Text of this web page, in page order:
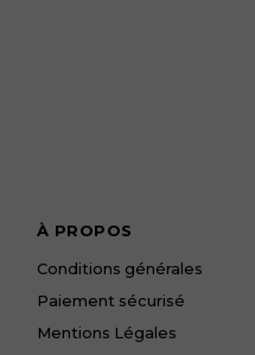
À PROPOS
Conditions générales
Paiement sécurisé
Mentions Légales